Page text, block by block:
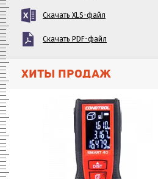
Скачать XLS-файл
Скачать PDF-файл
ХИТЫ ПРОДАЖ